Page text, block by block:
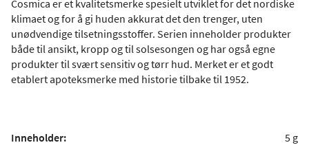
Cosmica er et kvalitetsmerke spesielt utviklet for det nordiske
klimaet og for å gi huden akkurat det den trenger, uten
unødvendige tilsetningsstoffer. Serien inneholder produkter
både til ansikt, kropp og til solsesongen og har også egne
produkter til svært sensitiv og tørr hud. Merket er et godt
etablert apoteksmerke med historie tilbake til 1952.
Inneholder: 5 g